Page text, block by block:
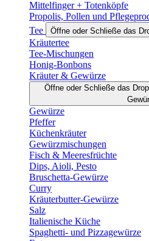
Mittelfinger + Totenköpfe
Propolis, Pollen und
Tee
Öffne oder Schließe das
Kräutertee
Tee-Mischungen
Honig-Bonbons
Kräuter & Gewürze
Öffne oder Schließe das
Gewürze
Pfeffer
Küchenkräuter
Gewürzmischungen
Fisch & Meeresfrüchte
Dips, Aioli, Pesto
Bruschetta-Gewürze
Curry
Kräuterbutter-Gewürze
Salz
Italienische Küche
Spaghetti- und Pizzagewürze